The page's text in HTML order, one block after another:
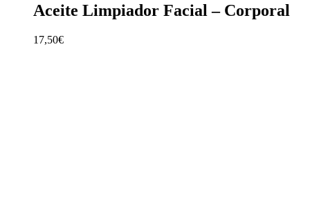
Aceite Limpiador Facial – Corporal
17,50€